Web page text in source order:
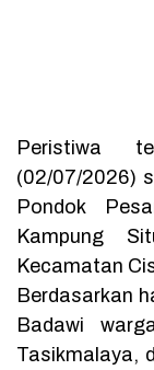
Peristiwa
(02/07/2026)
Pondok
Kampung
Kecamatan
Berdasarkan
Badawi
Tasikmalaya,